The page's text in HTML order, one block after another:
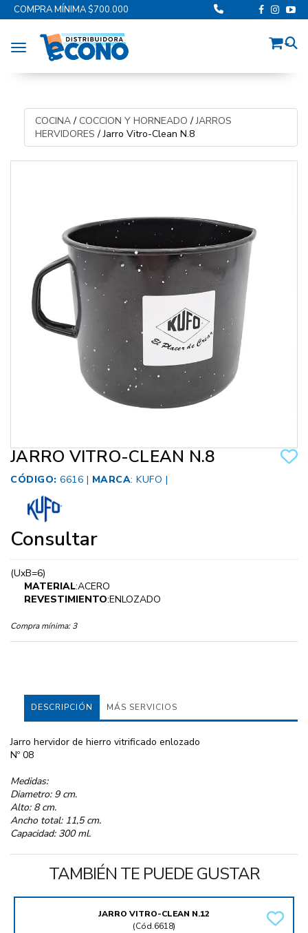
COMPRA MÍNIMA $700.000
Toggle navigation
COCINA/ COCCION Y HORNEADO /JARROS
HERVIDORES / Jarro Vitro-Clean N.8
JARRO VITRO-CLEAN N.8
CÓDIGO: 6616 | MARCA: KUFO |
Consultar
(UxB=6)
MATERIAL:ACERO
REVESTIMIENTO:ENLOZADO
Compra mínima: 3
DESCRIPCIÓN MÁS SERVICIOS
Jarro hervidor de hierro vitrificado enlozado
Nº 08
Medidas:
Diametro: 9 cm.
Alto: 8 cm.
Ancho total: 11,5 cm.
Capacidad: 300 ml.
TAMBIÉN TE PUEDE GUSTAR
JARRO VITRO-CLEAN N.12
(Cód.6618)